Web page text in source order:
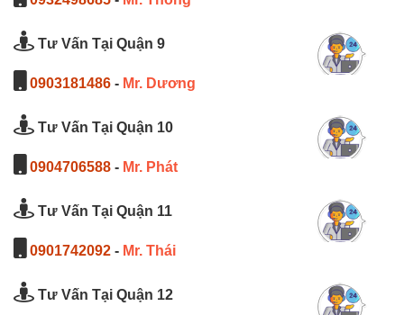
Tư Vấn Tại Quận 9
0903181486 - Mr. Dương
Tư Vấn Tại Quận 10
0904706588 - Mr. Phát
Tư Vấn Tại Quận 11
0901742092 - Mr. Thái
Tư Vấn Tại Quận 12